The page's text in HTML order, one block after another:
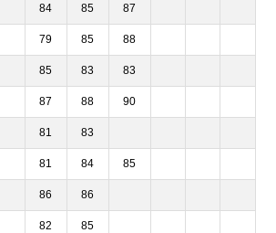
84 85 87
79 85 88
85 83 83
87 88 90
81 83
81 84 85
86 86
82 85